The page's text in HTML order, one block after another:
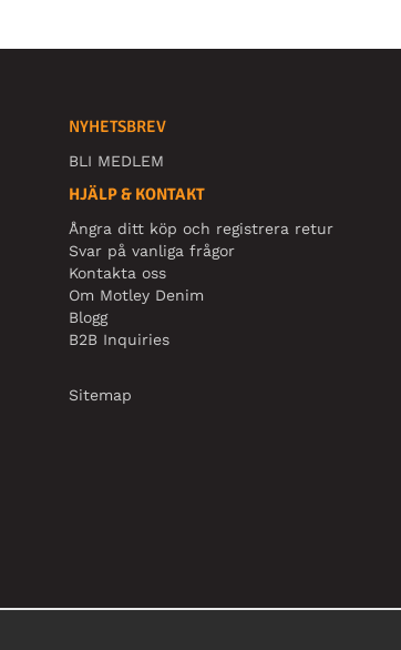
NYHETSBREV
BLI MEDLEM
HJÄLP & KONTAKT
Ångra ditt köp och registrera retur
Svar på vanliga frågor
Kontakta oss
Om Motley Denim
Blogg
B2B Inquiries
Sitemap